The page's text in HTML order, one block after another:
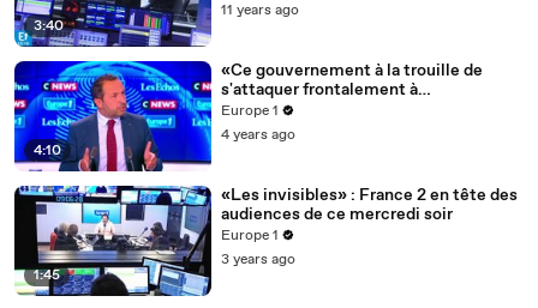
3:40
11 years ago
4:10
«Ce gouvernement à la trouille de
s'attaquer frontalement à
l'islamisme», insiste Sébastien Chenu
Europe 1
4 years ago
1:45
«Les invisibles» : France 2 en tête des
audiences de ce mercredi soir
Europe 1
3 years ago